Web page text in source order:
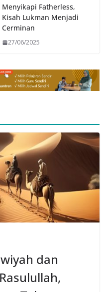
Menyikapi Fatherless,
Kisah Lukman Menjadi
Cerminan
27/06/2025
dan